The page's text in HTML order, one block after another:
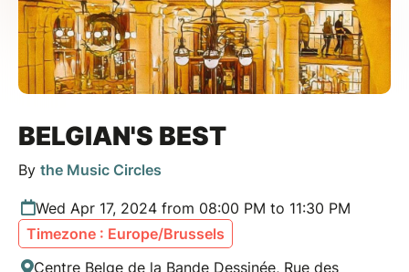
BELGIAN'S BEST
By the Music Circles
Wed Apr 17, 2024 from 08:00 PM to 11:30 PM
Timezone : Europe/Brussels
Centre Belge de la Bande Dessinée, Rue des